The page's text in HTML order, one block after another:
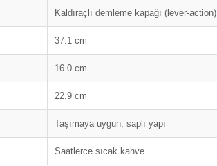
Kaldıraçlı demleme kapağı (lever-action)
37.1 cm
16.0 cm
22.9 cm
Taşımaya uygun, saplı yapı
Saatlerce sıcak kahve